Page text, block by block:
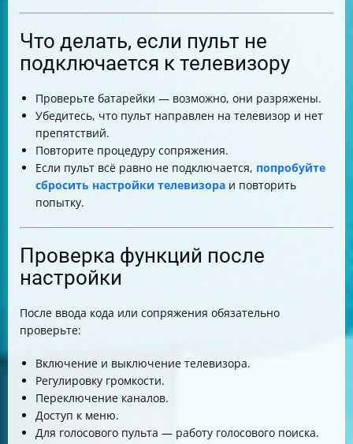
Что делать, если пульт не
подключается к телевизору
Проверьте батарейки — возможно, они разряжены.
Убедитесь, что пульт направлен на телевизор и нет
препятствий.
Повторите процедуру сопряжения.
Если пульт всё равно не подключается, попробуйте
сбросить настройки телевизора и повторить
попытку.
Проверка функций после
настройки
После ввода кода или сопряжения обязательно
проверьте:
Включение и выключение телевизора.
Регулировку громкости.
Переключение каналов.
Доступ к меню.
Для голосового пульта — работу голосового поиска.